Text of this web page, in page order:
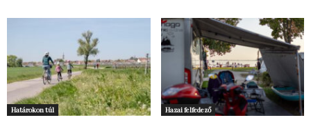
Határokon túl Hazai felfedező